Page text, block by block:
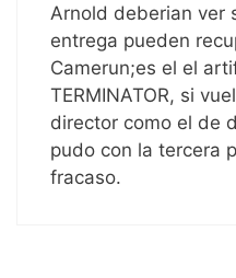
Arnold deberian ver
entrega pueden
Camerun;es el el
TERMINATOR, si
director como el de
pudo con la tercera
fracaso.